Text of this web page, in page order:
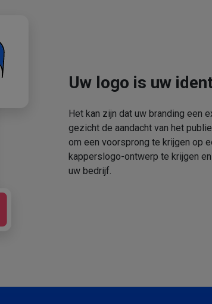
Uw logo is uw
Het kan zijn dat uw branding een
gezicht de aandacht van het
om een voorsprong te krijgen op
kapperslogo-ontwerp te krijgen
uw bedrijf.